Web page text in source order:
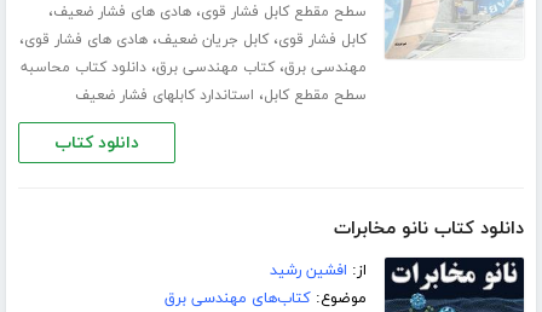
سطح مقطع کابل فشار قوی،هادی های فشار ضعیف،
کابل فشار قوی،کابل جریان ضعیف،هادی های فشار قوی،
مهندسی برق،کتاب مهندسی برق،دانلود کتاب محاسبه
سطح مقطع کابل، استاندارد کابلهای فشار ضعیف
دانلود کتاب
دانلود کتاب نانو مخابرات
از: افشین رشید
موضوع:کتاب‌های مهندسی برق